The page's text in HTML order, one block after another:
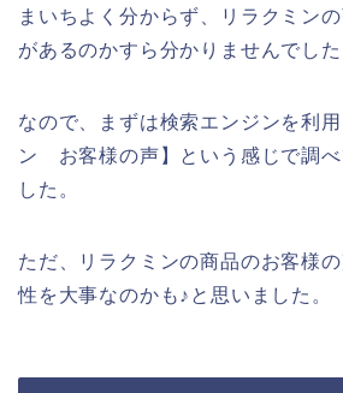
まいちよく分からず、リラクミン
があるのかすら分かりませんでした
なので、まずは検索エンジンを利
ン お客様の声】という感じで調べ
した。
ただ、リラクミンの商品のお客様
性を大事なのかも♪と思いました。